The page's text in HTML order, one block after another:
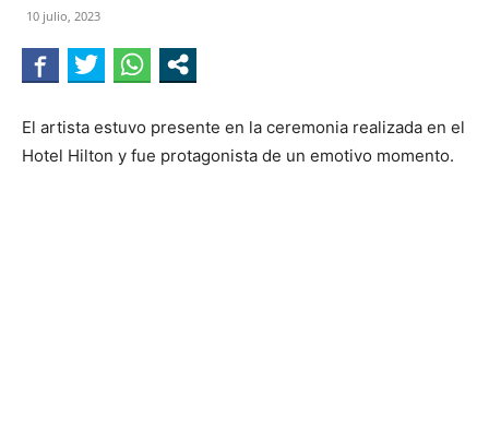
10 julio, 2023
El artista estuvo presente en la ceremonia realizada en el
Hotel Hilton y fue protagonista de un emotivo momento.